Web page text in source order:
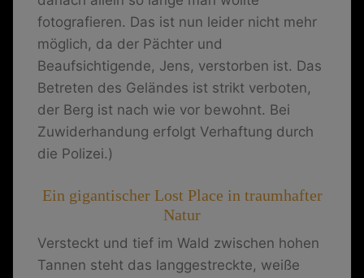
fotografieren. Das ist nun leider nicht mehr
möglich, da der Pächter und
Beaufsichtigende, Jens, verstorben ist. Das
Betreten des Geländes ist strikt verboten,
der Berg ist nach wie vor bewohnt. Bei
Zuwiderhandung erfolgt Verhaftung durch
die Polizei.)
Ein gigantischer Lost Place in traumhafter
Natur
Versteckt und tief im Wald zwischen hohen
Tannen steht das langgestreckte, weiße